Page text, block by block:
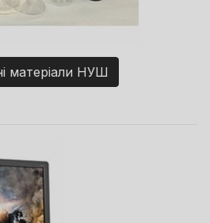
матеріали НУШ
GmbH
& Support